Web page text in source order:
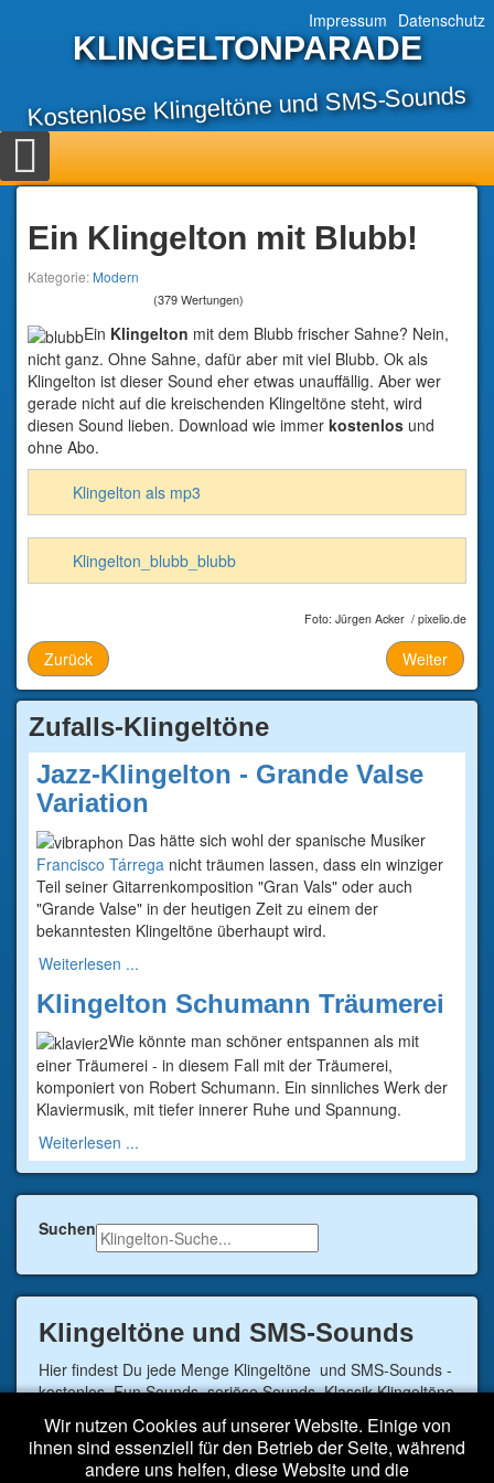
Impressum Datenschutz
KLINGELTONPARADE
Kostenlose Klingeltöne und SMS-Sounds
Ein Klingelton mit Blubb!
Kategorie: Modern
(379 Wertungen)
Ein Klingelton mit dem Blubb frischer Sahne? Nein,
nicht ganz. Ohne Sahne, dafür aber mit viel Blubb. Ok als
Klingelton ist dieser Sound eher etwas unauffällig. Aber wer
gerade nicht auf die kreischenden Klingeltöne steht, wird
diesen Sound lieben. Download wie immer kostenlos und
ohne Abo.
Klingelton als mp3
Klingelton_blubb_blubb
Foto: Jürgen Acker / pixelio.de
Zurück Weiter
Zufalls-Klingeltöne
Jazz-Klingelton - Grande Valse
Variation
Das hätte sich wohl der spanische Musiker
Francisco Tárrega nicht träumen lassen, dass ein winziger
Teil seiner Gitarrenkomposition "Gran Vals" oder auch
"Grande Valse" in der heutigen Zeit zu einem der
bekanntesten Klingeltöne überhaupt wird.
Weiterlesen ...
Klingelton Schumann Träumerei
Wie könnte man schöner entspannen als mit
einer Träumerei - in diesem Fall mit der Träumerei,
komponiert von Robert Schumann. Ein sinnliches Werk der
Klaviermusik, mit tiefer innerer Ruhe und Spannung.
Weiterlesen ...
Suchen
Klingeltöne und SMS-Sounds
Hier findest Du jede Menge Klingeltöne und SMS-Sounds -
kostenlos. Fun Sounds, seriöse Sounds, Klassik Klingeltöne
von Bach, Beethoven oder Vivaldi aber auch viele andere
moderne Sounds. Der lustige singende Frosch ist auch
dabei.
Wir nutzen Cookies auf unserer Website. Einige von
ihnen sind essenziell für den Betrieb der Seite, während
andere uns helfen, diese Website und die